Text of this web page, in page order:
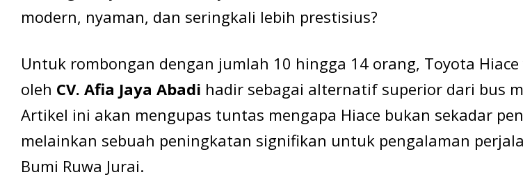
modern, nyaman, dan seringkali lebih prestisius?
Untuk rombongan dengan jumlah 10 hingga 14 orang, Toyota
oleh CV. Afia Jaya Abadi hadir sebagai alternatif superior dari bus
Artikel ini akan mengupas tuntas mengapa Hiace bukan sekadar
melainkan sebuah peningkatan signifikan untuk pengalaman
Bumi Ruwa Jurai.